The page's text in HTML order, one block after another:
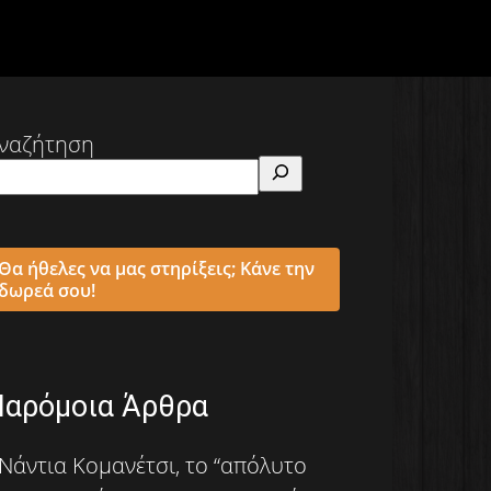
ήθελες να μας στηρίξεις; Κάνε την
σου!
Άρθρα
Κομανέτσι, το “απόλυτο